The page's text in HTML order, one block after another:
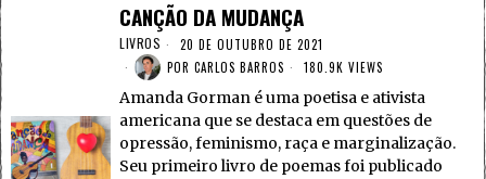
CANÇÃO DA MUDANÇA
LIVROS
20 DE OUTUBRO DE 2021
POR CARLOS BARROS 180.9K VIEWS
Amanda Gorman é uma poetisa e ativista
americana que se destaca em questões de
opressão, feminismo, raça e marginalização.
Seu primeiro livro de poemas foi publicado